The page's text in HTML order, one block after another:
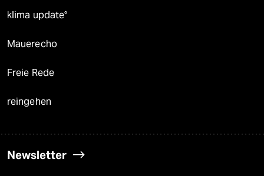
klima update°
Mauerecho
Freie Rede
reingehen
Newsletter